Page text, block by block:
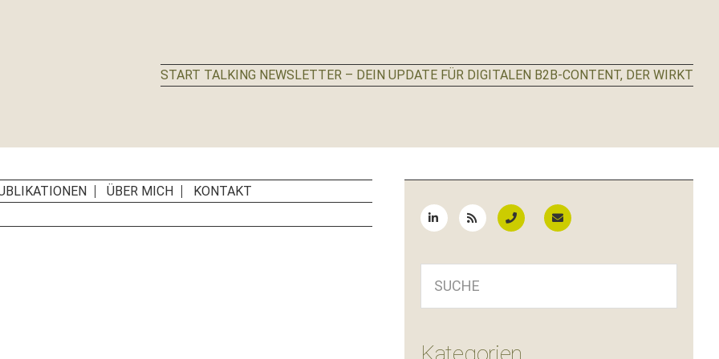
START TALKING NEWSLETTER – DEIN UPDATE FÜR DIGITALEN B2B-CONTENT, DER WIRKT
ÜBER MICH
KONTAKT